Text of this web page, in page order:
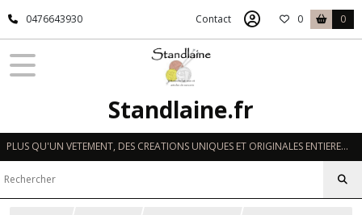
0476643930 Contact 0 0
Standlaine.fr
PLUS QU'UN VETEMENT, DES CREATIONS UNIQUES ET ORIGINALES ENTIEREMENT REALISEES A LA MAIN EN FRANCE